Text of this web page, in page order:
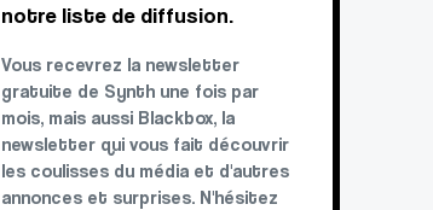
notre liste de diffusion.
Vous recevrez la newsletter
gratuite de Synth une fois par
mois, mais aussi Blackbox, la
newsletter qui vous fait découvrir
les coulisses du média et d'autres
annonces et surprises. N'hésitez